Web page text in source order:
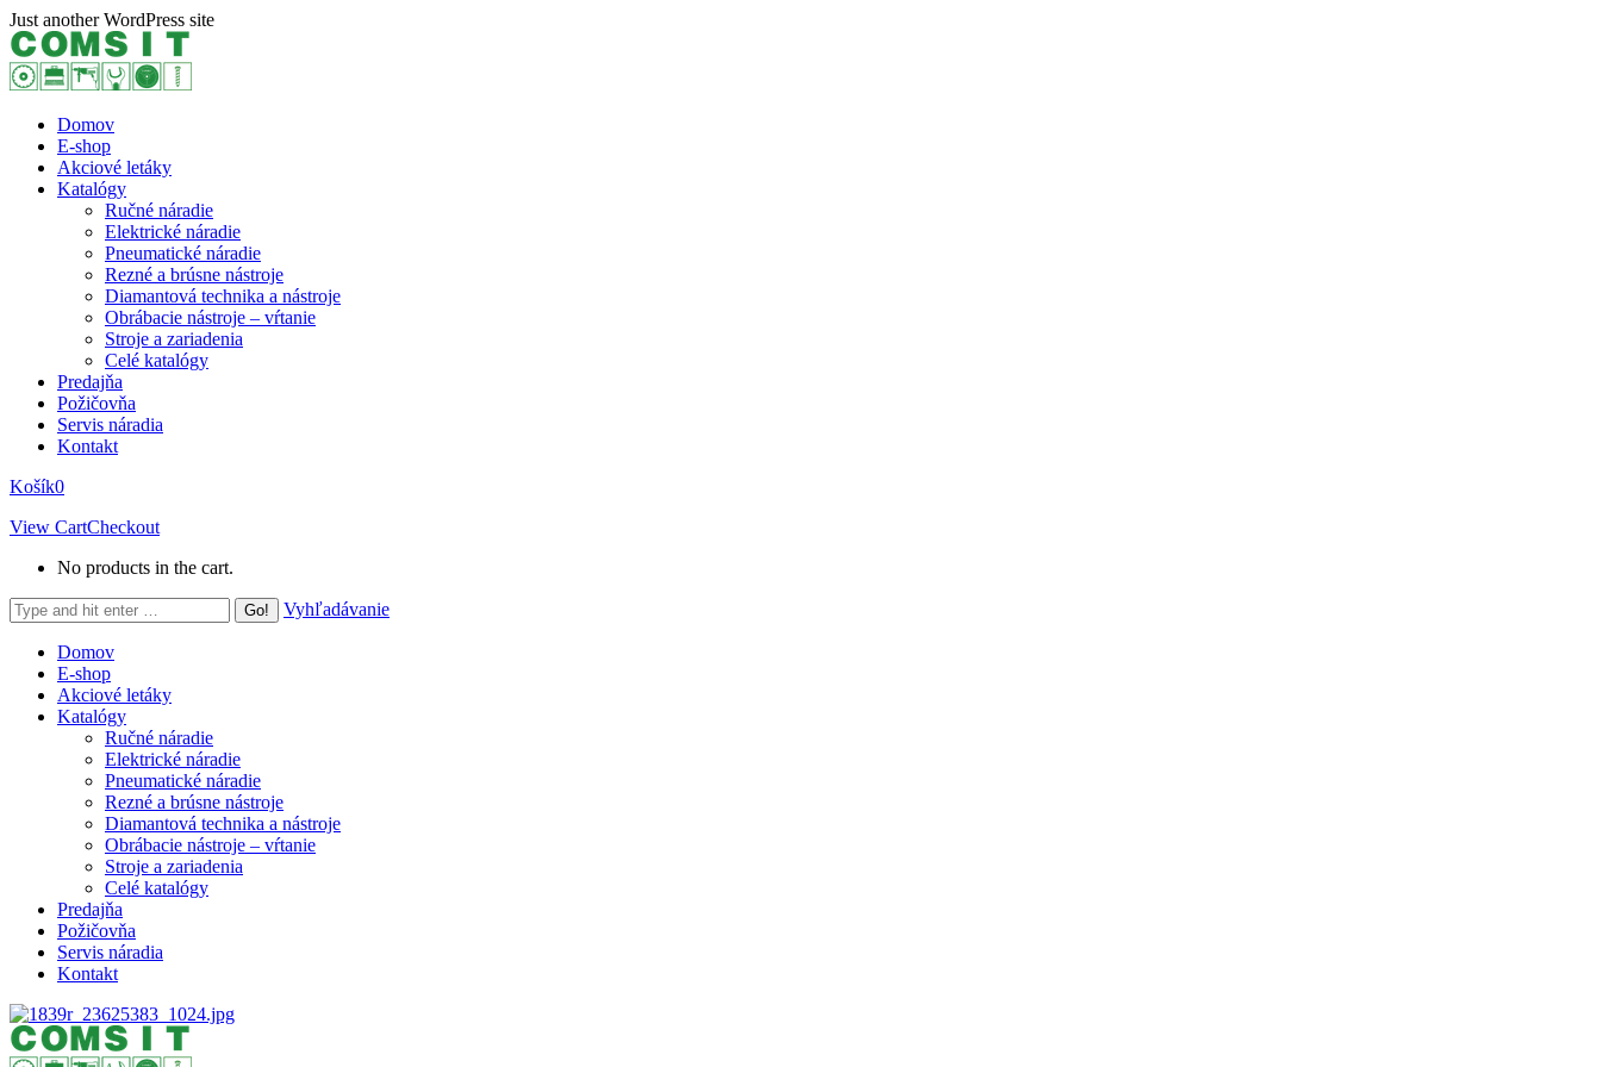
Skip
to
content
Just another WordPress site
Domov
E-shop
Akciové letáky
Katalógy
Ručné náradie
Elektrické náradie
Pneumatické náradie
Rezné a brúsne nástroje
Diamantová technika a nástroje
Obrábacie nástroje – vŕtanie
Stroje a zariadenia
Celé katalógy
Predajňa
Požičovňa
Servis náradia
Kontakt
Košík0
View CartCheckout
No products in the cart.
Search:
Vyhľadávanie
Domov
E-shop
Akciové letáky
Katalógy
Ručné náradie
Elektrické náradie
Pneumatické náradie
Rezné a brúsne nástroje
Diamantová technika a nástroje
Obrábacie nástroje – vŕtanie
Stroje a zariadenia
Celé katalógy
Predajňa
Požičovňa
Servis náradia
Kontakt